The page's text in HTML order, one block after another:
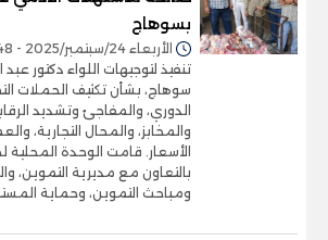
بسوهاج
الأربعاء 24/سبتمبر/2025 - 02:48 م
تنفيذ لتوجيهات اللواء دكتور
سوهاج، بشأن تكثيف الحملات
الدوري، والمفاجئ وتشديد
والمخابز، والمحال التجارية،
الأسعار. قامت الوحدة
بالتعاون مع مديرية التموين،
ومباحث التموين، وحماية